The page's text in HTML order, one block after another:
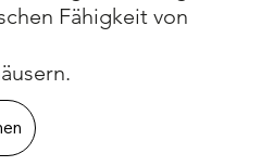
Fähigkeit von